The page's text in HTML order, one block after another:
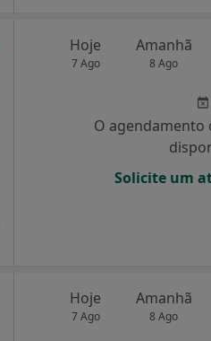
Hoje
7 Ago
Amanhã
8 Ago
O agendamento
Solicite um
Hoje
7 Ago
Amanhã
8 Ago